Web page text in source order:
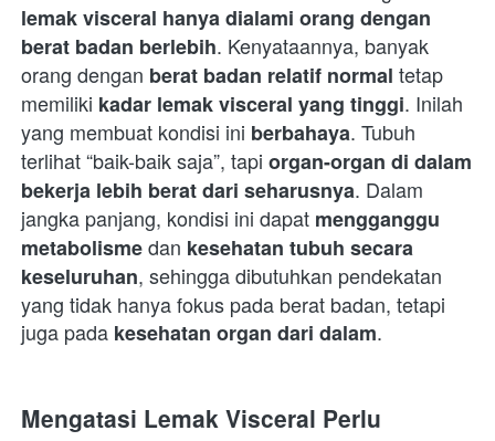
lemak visceral hanya dialami orang dengan
berat badan berlebih. Kenyataannya, banyak
orang dengan berat badan relatif normal tetap
memiliki kadar lemak visceral yang tinggi. Inilah
yang membuat kondisi ini berbahaya. Tubuh
terlihat “baik-baik saja”, tapi organ-organ di dalam
bekerja lebih berat dari seharusnya. Dalam
jangka panjang, kondisi ini dapat mengganggu
metabolisme dan kesehatan tubuh secara
keseluruhan, sehingga dibutuhkan pendekatan
yang tidak hanya fokus pada berat badan, tetapi
juga pada kesehatan organ dari dalam.
Mengatasi Lemak Visceral Perlu